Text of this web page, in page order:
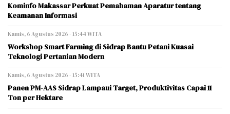
Kominfo Makassar Perkuat Pemahaman Aparatur tentang
Keamanan Informasi
Kamis, 6 Agustus 2026 - 15:44 WITA
Workshop Smart Farming di Sidrap Bantu Petani Kuasai
Teknologi Pertanian Modern
Kamis, 6 Agustus 2026 - 15:41 WITA
Panen PM-AAS Sidrap Lampaui Target, Produktivitas Capai 11
Ton per Hektare